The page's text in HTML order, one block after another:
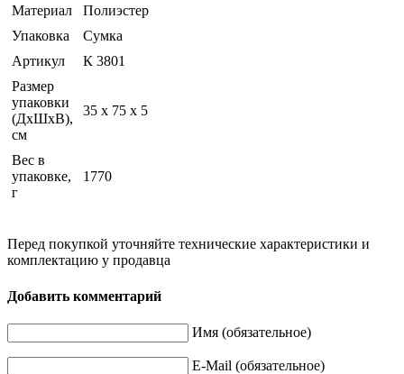
Материал
Полиэстер
Упаковка
Сумка
Артикул
К 3801
Размер
упаковки
(ДхШхВ),
см
35 x 75 x 5
Вес в
упаковке,
г
1770
Перед покупкой уточняйте технические характеристики и
комплектацию у продавца
Добавить комментарий
Имя (обязательное)
E-Mail (обязательное)